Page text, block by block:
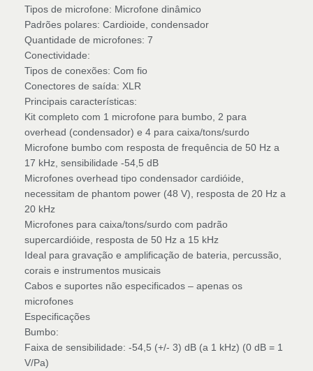
Tipos de microfone: Microfone dinâmico
Padrões polares: Cardioide, condensador
Quantidade de microfones: 7
Conectividade:
Tipos de conexões: Com fio
Conectores de saída: XLR
Principais características:
Kit completo com 1 microfone para bumbo, 2 para
overhead (condensador) e 4 para caixa/tons/surdo
Microfone bumbo com resposta de frequência de 50 Hz a
17 kHz, sensibilidade -54,5 dB
Microfones overhead tipo condensador cardióide,
necessitam de phantom power (48 V), resposta de 20 Hz a
20 kHz
Microfones para caixa/tons/surdo com padrão
supercardióide, resposta de 50 Hz a 15 kHz
Ideal para gravação e amplificação de bateria, percussão,
corais e instrumentos musicais
Cabos e suportes não especificados – apenas os
microfones
Especificações
Bumbo:
Faixa de sensibilidade: -54,5 (+/- 3) dB (a 1 kHz) (0 dB = 1
V/Pa)